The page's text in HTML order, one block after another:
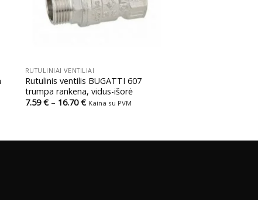
RUTULINIAI VENTILIAI
Rutulinis ventilis BUGATTI 607
trumpa rankena, vidus-išorė
7.59€ – 16.70€Price
Kaina su PVM